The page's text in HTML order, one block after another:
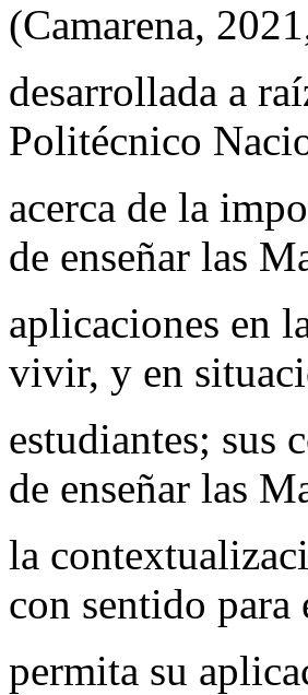
(Camarena,
desarrollada a
Politécnico
acerca de la
de enseñar las
aplicaciones en
vivir, y en
estudiantes; sus
de enseñar las
la
con sentido para
permita su